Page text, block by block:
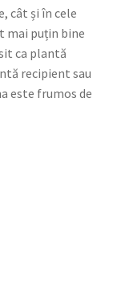
cât și în cele
mai puțin bine
ca plantă
recipient sau
este frumos de